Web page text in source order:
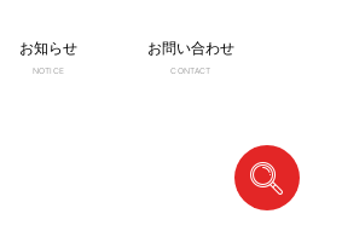
お知らせ
NOTICE
お問い合わせ
CONTACT